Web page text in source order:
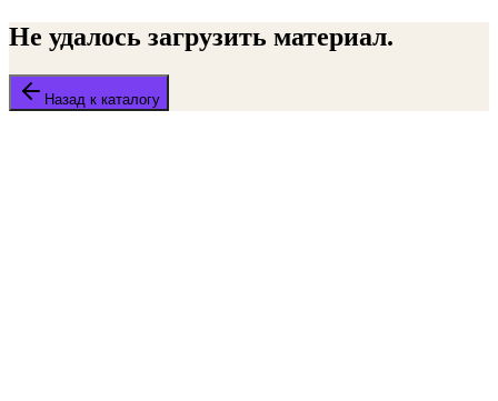
Не удалось загрузить материал.
Назад к каталогу